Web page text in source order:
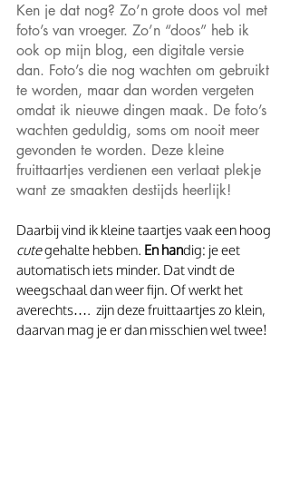
Ken je dat nog? Zo’n grote doos vol met
foto’s van vroeger. Zo’n “doos” heb ik
ook op mijn blog, een digitale versie
dan. Foto’s die nog wachten om gebruikt
te worden, maar dan worden vergeten
omdat ik nieuwe dingen maak. De foto’s
wachten geduldig, soms om nooit meer
gevonden te worden. Deze kleine
fruittaartjes verdienen een verlaat plekje
want ze smaakten destijds heerlijk!
Daarbij vind ik kleine taartjes vaak een hoog
cute gehalte hebben. En handig: je eet
automatisch iets minder. Dat vindt de
weegschaal dan weer fijn. Of werkt het
averechts….  zijn deze fruittaartjes zo klein,
daarvan mag je er dan misschien wel twee!